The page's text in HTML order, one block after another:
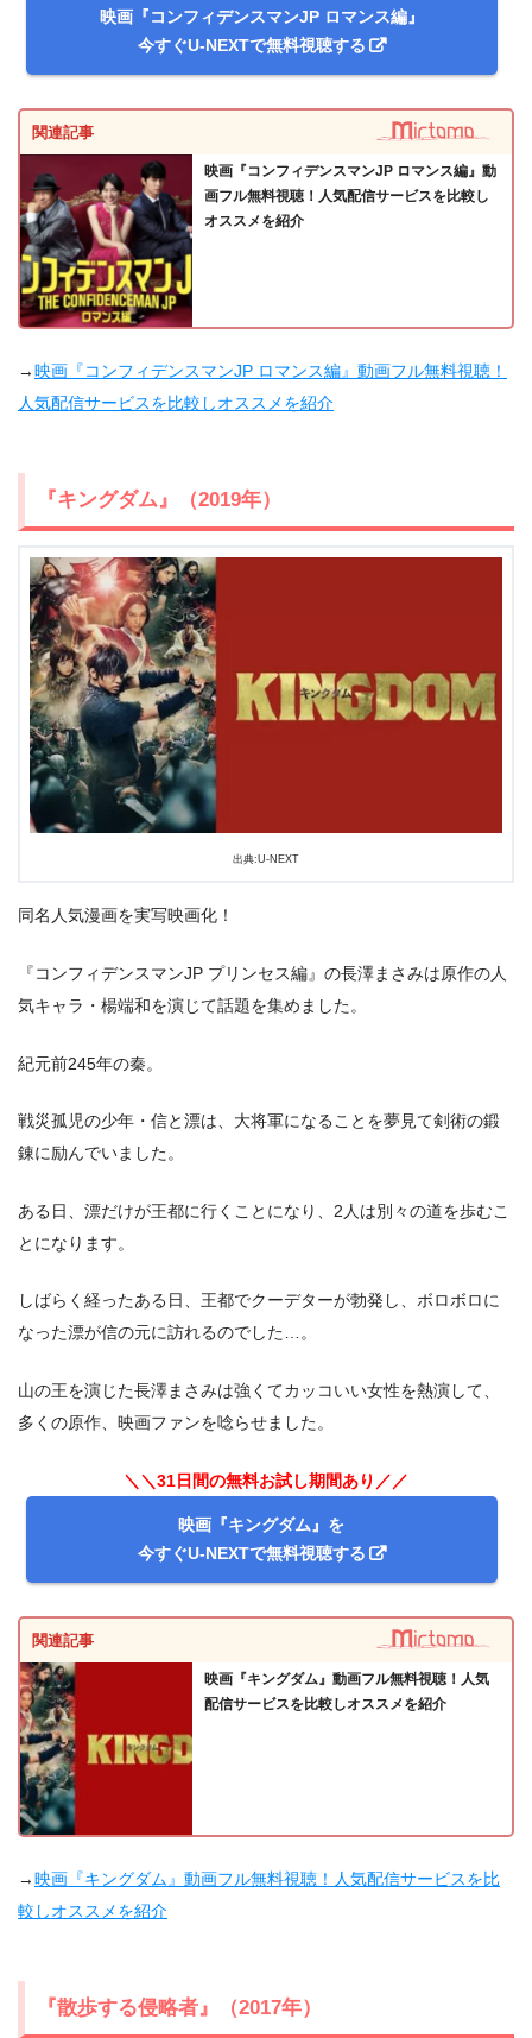
映画『コンフィデンスマンJP ロマンス編』
今すぐU-NEXTで無料視聴する
関連記事
映画『コンフィデンスマンJP ロマンス編』動
画フル無料視聴！人気配信サービスを比較し
オススメを紹介
→映画『コンフィデンスマンJP ロマンス編』動画フル無料視聴！
人気配信サービスを比較しオススメを紹介
『キングダム』（2019年）
出典:U-NEXT
同名人気漫画を実写映画化！
『コンフィデンスマンJP プリンセス編』の長澤まさみは原作の人
気キャラ・楊端和を演じて話題を集めました。
紀元前245年の秦。
戦災孤児の少年・信と漂は、大将軍になることを夢見て剣術の鍛
錬に励んでいました。
ある日、漂だけが王都に行くことになり、2人は別々の道を歩むこ
とになります。
しばらく経ったある日、王都でクーデターが勃発し、ボロボロに
なった漂が信の元に訪れるのでした…。
山の王を演じた長澤まさみは強くてカッコいい女性を熱演して、
多くの原作、映画ファンを唸らせました。
＼＼31日間の無料お試し期間あり／／
映画『キングダム』を
今すぐU-NEXTで無料視聴する
関連記事
映画『キングダム』動画フル無料視聴！人気
配信サービスを比較しオススメを紹介
→映画『キングダム』動画フル無料視聴！人気配信サービスを比
較しオススメを紹介
『散歩する侵略者』（2017年）